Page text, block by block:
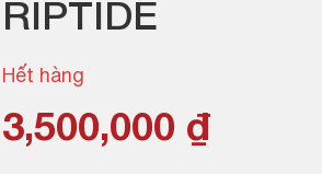
RIPTIDE
Hết hàng
3,500,000 ₫